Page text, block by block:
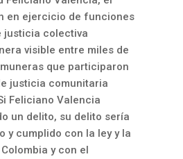
en ejercicio de funciones
justicia colectiva
visible entre miles de
que participaron
justicia comunitaria
Feliciano Valencia
un delito, su delito sería
y cumplido con la ley y la
y con el